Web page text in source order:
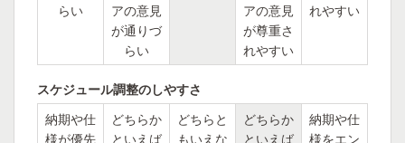
らい
アの意見
が通りづ
らい
アの意見
が尊重さ
れやすい
れやすい
スケジュール調整のしやすさ
納期や仕
様が優先
どちらか
といえば
どちらと
もいえな
どちらか
といえば
納期や仕
様をエン